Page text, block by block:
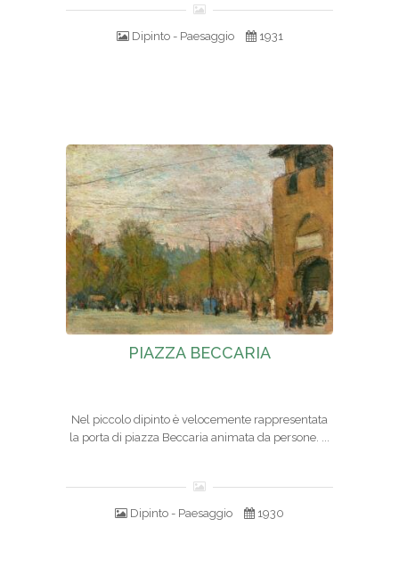
Dipinto - Paesaggio 1931
PIAZZA BECCARIA
Nel piccolo dipinto è velocemente rappresentata
la porta di piazza Beccaria animata da persone. ...
Dipinto - Paesaggio 1930